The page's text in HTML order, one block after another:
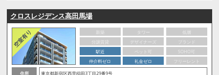
クロスレジデンス高田馬場
新築 タワー
低層
分譲賃貸
デザイナーズ
ブランド
駅近
ペット可
SOHO可
仲介料ゼロ
礼金ゼロ
フリーレント
住所
東京都新宿区西早稲田3丁目29番9号